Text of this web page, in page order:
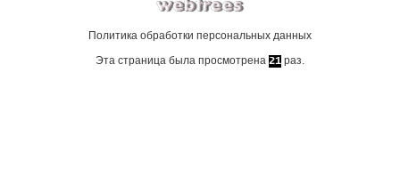
Политика обработки персональных данных
Эта страница была просмотрена 21 раз.